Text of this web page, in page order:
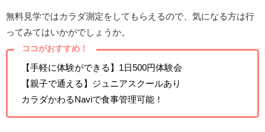
無料見学ではカラダ測定をしてもらえるので、気になる方は行
ってみてはいかがでしょうか。
ココがおすすめ！
【手軽に体験ができる】1日500円体験会
【親子で通える】ジュニアスクールあり
カラダかわるNaviで食事管理可能！